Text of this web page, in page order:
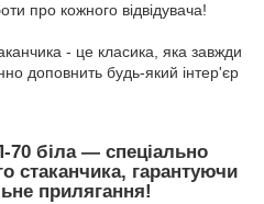
про кожного відвідувача!
- це класика, яка завжди
доповнить будь-який інтер'єр
70 біла— спеціально
стаканчика, гарантуючи
прилягання!